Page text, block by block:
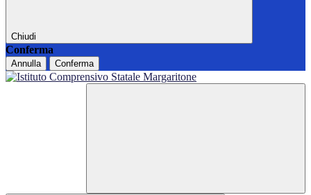
Chiudi
Conferma
Annulla Conferma